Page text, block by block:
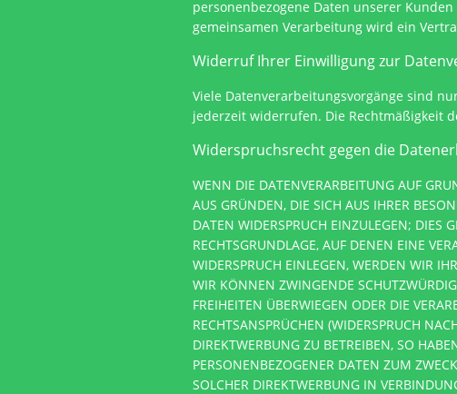
personenbezogene Daten unserer
gemeinsamen Verarbeitung wird ein
Widerruf Ihrer Einwilligung zur
Viele Datenverarbeitungsvorgänge sind
jederzeit widerrufen. Die Rechtmäßigkeit
Widerspruchsrecht gegen die
WENN DIE DATENVERARBEITUNG AUF
AUS GRÜNDEN, DIE SICH AUS IHRER
DATEN WIDERSPRUCH EINZULEGEN; DIES
RECHTSGRUNDLAGE, AUF DENEN EINE
WIDERSPRUCH EINLEGEN, WERDEN WIR
WIR KÖNNEN ZWINGENDE
FREIHEITEN ÜBERWIEGEN ODER DIE
RECHTSANSPRÜCHEN (WIDERSPRUCH
DIREKTWERBUNG ZU BETREIBEN, SO
PERSONENBEZOGENER DATEN ZUM
SOLCHER DIREKTWERBUNG IN